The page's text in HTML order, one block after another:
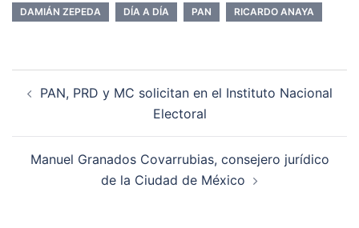
DAMIÁN ZEPEDA DÍA A DÍA PAN RICARDO ANAYA
de PAN, PRD y MC solicitan en el Instituto Nacional
Electoral
Manuel Granados Covarrubias, consejero jurídico
de la Ciudad de México